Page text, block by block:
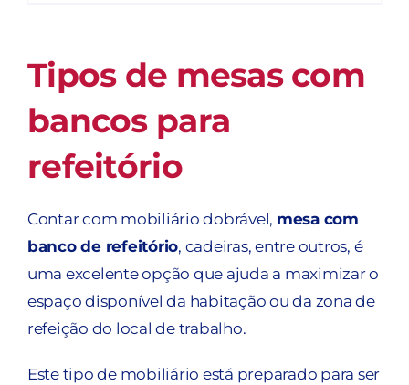
Tipos de mesas com
bancos para
refeitório
Contar com mobiliário dobrável, mesa com
banco de refeitório, cadeiras, entre outros, é
uma excelente opção que ajuda a maximizar o
espaço disponível da habitação ou da zona de
refeição do local de trabalho.
Este tipo de mobiliário está preparado para ser